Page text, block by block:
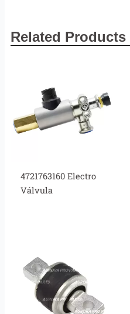
Related Products
4721763160 Electro
Válvula